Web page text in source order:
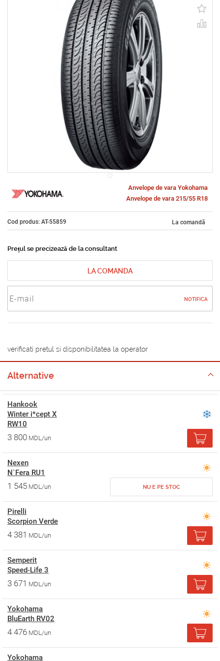
Anvelope de vara Yokohama
Anvelope de vara 215/55 R18
Cod produs: AT-55859 La comandă
Prețul se precizează de la consultant
LA COMANDA
NOTIFICA
verificati pretul si disponibilitatea la operator
Alternative
Hankook
Winter i*cept X
RW10
3 800 MDL/un
Nexen
N`Fera RU1
1 545 MDL/un NU E PE STOC
Pirelli
Scorpion Verde
4 381 MDL/un
Semperit
Speed-Life 3
3 671 MDL/un
Yokohama
BluEarth RV02
4 476 MDL/un
Yokohama